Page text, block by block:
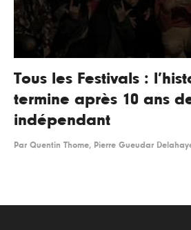
Tous les Festivals :
termine après 10 ans
indépendant
Par Quentin Thome, Pierre Gueudar